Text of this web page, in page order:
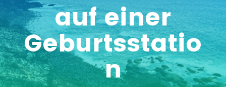
auf einer
Geburtsstatio
n